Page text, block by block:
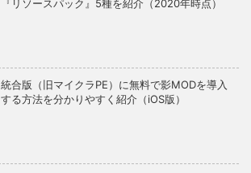
『リソースパック』5種を紹介（2020年時点）
統合版（旧マイクラPE）に無料で影MODを導入
する方法を分かりやすく紹介（iOS版）